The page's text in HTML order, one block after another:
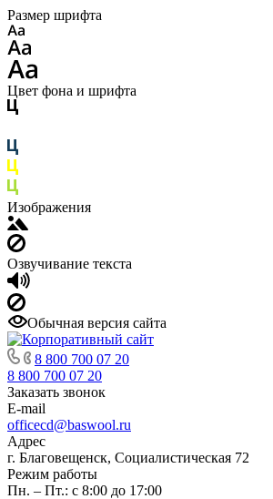
Размер шрифта
Цвет фона и шрифта
Изображения
Озвучивание текста
Обычная версия сайта
8 800 700 07 20
8 800 700 07 20
Заказать звонок
E-mail
officecd@baswool.ru
Адрес
г. Благовещенск, Социалистическая 72
Режим работы
Пн. – Пт.: с 8:00 до 17:00